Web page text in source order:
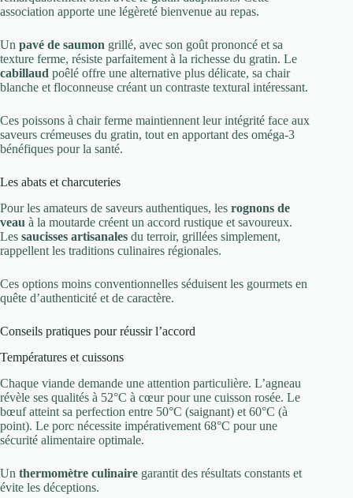
association apporte une légèreté bienvenue au repas.
Un pavé de saumon grillé, avec son goût prononcé et sa
texture ferme, résiste parfaitement à la richesse du gratin. Le
cabillaud poêlé offre une alternative plus délicate, sa chair
blanche et floconneuse créant un contraste textural intéressant.
Ces poissons à chair ferme maintiennent leur intégrité face aux
saveurs crémeuses du gratin, tout en apportant des oméga-3
bénéfiques pour la santé.
Les abats et charcuteries
Pour les amateurs de saveurs authentiques, les rognons de
veau à la moutarde créent un accord rustique et savoureux.
Les saucisses artisanales du terroir, grillées simplement,
rappellent les traditions culinaires régionales.
Ces options moins conventionnelles séduisent les gourmets en
quête d’authenticité et de caractère.
Conseils pratiques pour réussir l’accord
Températures et cuissons
Chaque viande demande une attention particulière. L’agneau
révèle ses qualités à 52°C à cœur pour une cuisson rosée. Le
bœuf atteint sa perfection entre 50°C (saignant) et 60°C (à
point). Le porc nécessite impérativement 68°C pour une
sécurité alimentaire optimale.
Un thermomètre culinaire garantit des résultats constants et
évite les déceptions.